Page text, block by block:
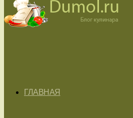
ГЛАВНАЯ